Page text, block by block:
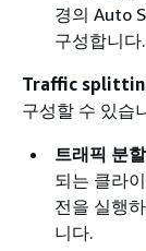
경의 Auto
구성합니다.
Traffic
구성할 수 있습
트래픽 분
되는 클라
전을 실행
니다.